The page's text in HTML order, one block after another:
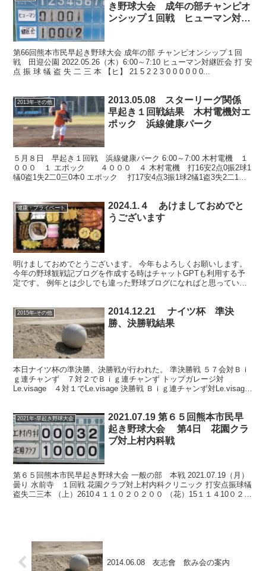
き野球大会 成年の部チャンピオ
ンシップ１回戦 ヒューマン対継
第66回熊本市民早起き野球大会 成年の部 チャンピオンシップ１回
戦 田迎公園 2022.05.26（木）6:00～7:10 ヒューマン対継匠会 打 安
点 振 球 犠 盗 失 二 三 本 【ヒ】 21 5 2 2 3 0 0 0 0 0 0...
2013年-その他
2013.05.08 スターリーグ関係
早起き１回戦結果 木村電機対エ
ポック 浜線健康パーク
５月８日 早起き１回戦 浜線健康パーク 6:00～7:00 木村電機 １
０００ １ エポック ４０００ ４ 木村電機 打16安2点0振2球1
犠0盗1失2二0三0本0 エポック 打17安4点3振1球2犠1盗3失2二1三0
健康・プライベート
2024.1.４ あけましておめでと
うございます
明けましておめでとうございます。 今年もよろしくお願いします。
今年の野球観戦記ブログを作成する時はチャットGPTも利用する予
定です。 例年とは少しでも違った野球ブログになればと思っていま
2015年-その他
2014.12.21 ナイツ杯 準決
勝、決勝戦結果
本日ナイツ杯の準決勝、決勝戦が行われた。 準決勝戦 ５７会対Ｂｉ
ｇ連チャンず ７対２でＢｉｇ連チャンず トップガレージ対
Le.visage ４対１でLe.visage 決勝戦 Ｂｉｇ連チャンず対Le.visage
2021年-早起き野球大会
2021.07.19 第６５回熊本市民早
起き野球大会 第4日 花園クラ
ブ対上村内科戦
第６５回熊本市民早起き野球大会 一般の部 本戦 2021.07.19（月）
曇り 水前寺 １回戦 花園クラブ対上村内科クリニック 打安点振球犠
盗失二三本 （上）2610４１１０２０２００ （花）15１１４10０２２
2014.06.08 友志會 飲み会の案内